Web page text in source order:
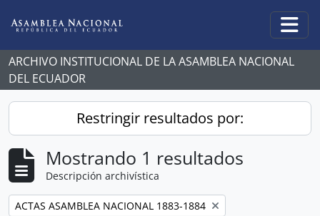
ARCHIVO INSTITUCIONAL DE LA ASAMBLEA NACIONAL
DEL ECUADOR
Restringir resultados por:
Mostrando 1 resultados
Descripción archivística
Remove filter:
ACTAS ASAMBLEA NACIONAL 1883-1884